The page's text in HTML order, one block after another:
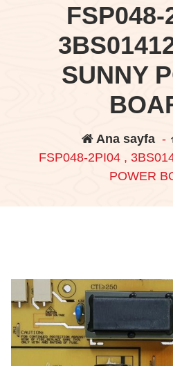
FSP048-
SUNNY
Ana sayfa -
FSP048-2PI04 ,
POWER